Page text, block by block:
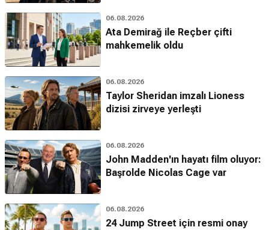
06.08.2026
Ata Demirağ ile Reçber çifti
mahkemelik oldu
06.08.2026
Taylor Sheridan imzalı Lioness
dizisi zirveye yerleşti
06.08.2026
John Madden'ın hayatı film oluyor:
Başrolde Nicolas Cage var
06.08.2026
24 Jump Street için resmi onay